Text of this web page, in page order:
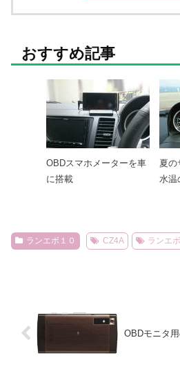
おすすめ記事
OBDスマホメーターを車
に搭載
夏の
水温
ランエボ１０ CZ4A ランエ
OBDモニタ